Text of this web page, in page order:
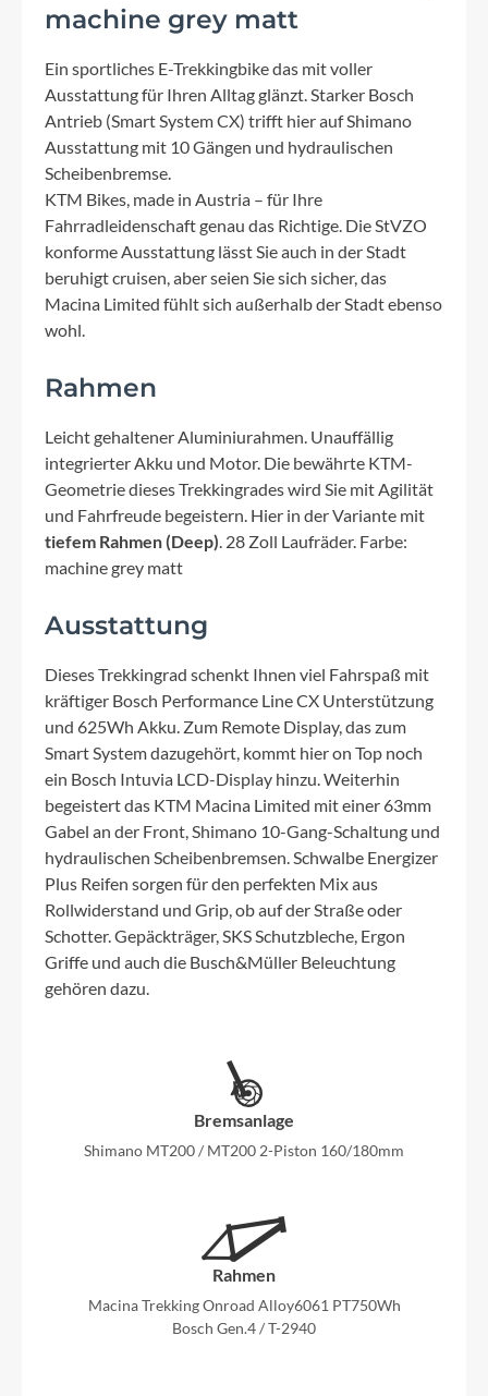
machine grey matt
Ein sportliches E-Trekkingbike das mit voller
Ausstattung für Ihren Alltag glänzt. Starker Bosch
Antrieb (Smart System CX) trifft hier auf Shimano
Ausstattung mit 10 Gängen und hydraulischen
Scheibenbremse.
KTM Bikes, made in Austria – für Ihre
Fahrradleidenschaft genau das Richtige. Die StVZO
konforme Ausstattung lässt Sie auch in der Stadt
beruhigt cruisen, aber seien Sie sich sicher, das
Macina Limited fühlt sich außerhalb der Stadt ebenso
wohl.
Rahmen
Leicht gehaltener Aluminiurahmen. Unauffällig
integrierter Akku und Motor. Die bewährte KTM-
Geometrie dieses Trekkingrades wird Sie mit Agilität
und Fahrfreude begeistern. Hier in der Variante mit
tiefem Rahmen (Deep). 28 Zoll Laufräder. Farbe:
machine grey matt
Ausstattung
Dieses Trekkingrad schenkt Ihnen viel Fahrspaß mit
kräftiger Bosch Performance Line CX Unterstützung
und 625Wh Akku. Zum Remote Display, das zum
Smart System dazugehört, kommt hier on Top noch
ein Bosch Intuvia LCD-Display hinzu. Weiterhin
begeistert das KTM Macina Limited mit einer 63mm
Gabel an der Front, Shimano 10-Gang-Schaltung und
hydraulischen Scheibenbremsen. Schwalbe Energizer
Plus Reifen sorgen für den perfekten Mix aus
Rollwiderstand und Grip, ob auf der Straße oder
Schotter. Gepäckträger, SKS Schutzbleche, Ergon
Griffe und auch die Busch&Müller Beleuchtung
gehören dazu.
Bremsanlage
Shimano MT200 / MT200 2-Piston 160/180mm
Rahmen
Macina Trekking Onroad Alloy6061 PT750Wh
Bosch Gen.4 / T-2940